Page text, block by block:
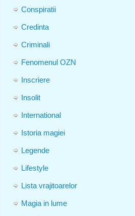
Conspiratii
Credinta
Criminali
Fenomenul OZN
Inscriere
Insolit
International
Istoria magiei
Legende
Lifestyle
Lista vrajitoarelor
Magia in lume